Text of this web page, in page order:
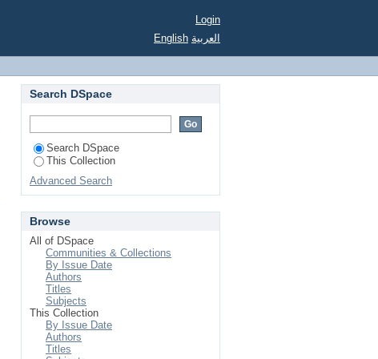
Login
English العربية
Search DSpace
Search DSpace
This Collection
Advanced Search
Browse
All of DSpace
Communities & Collections
By Issue Date
Authors
Titles
Subjects
This Collection
By Issue Date
Authors
Titles